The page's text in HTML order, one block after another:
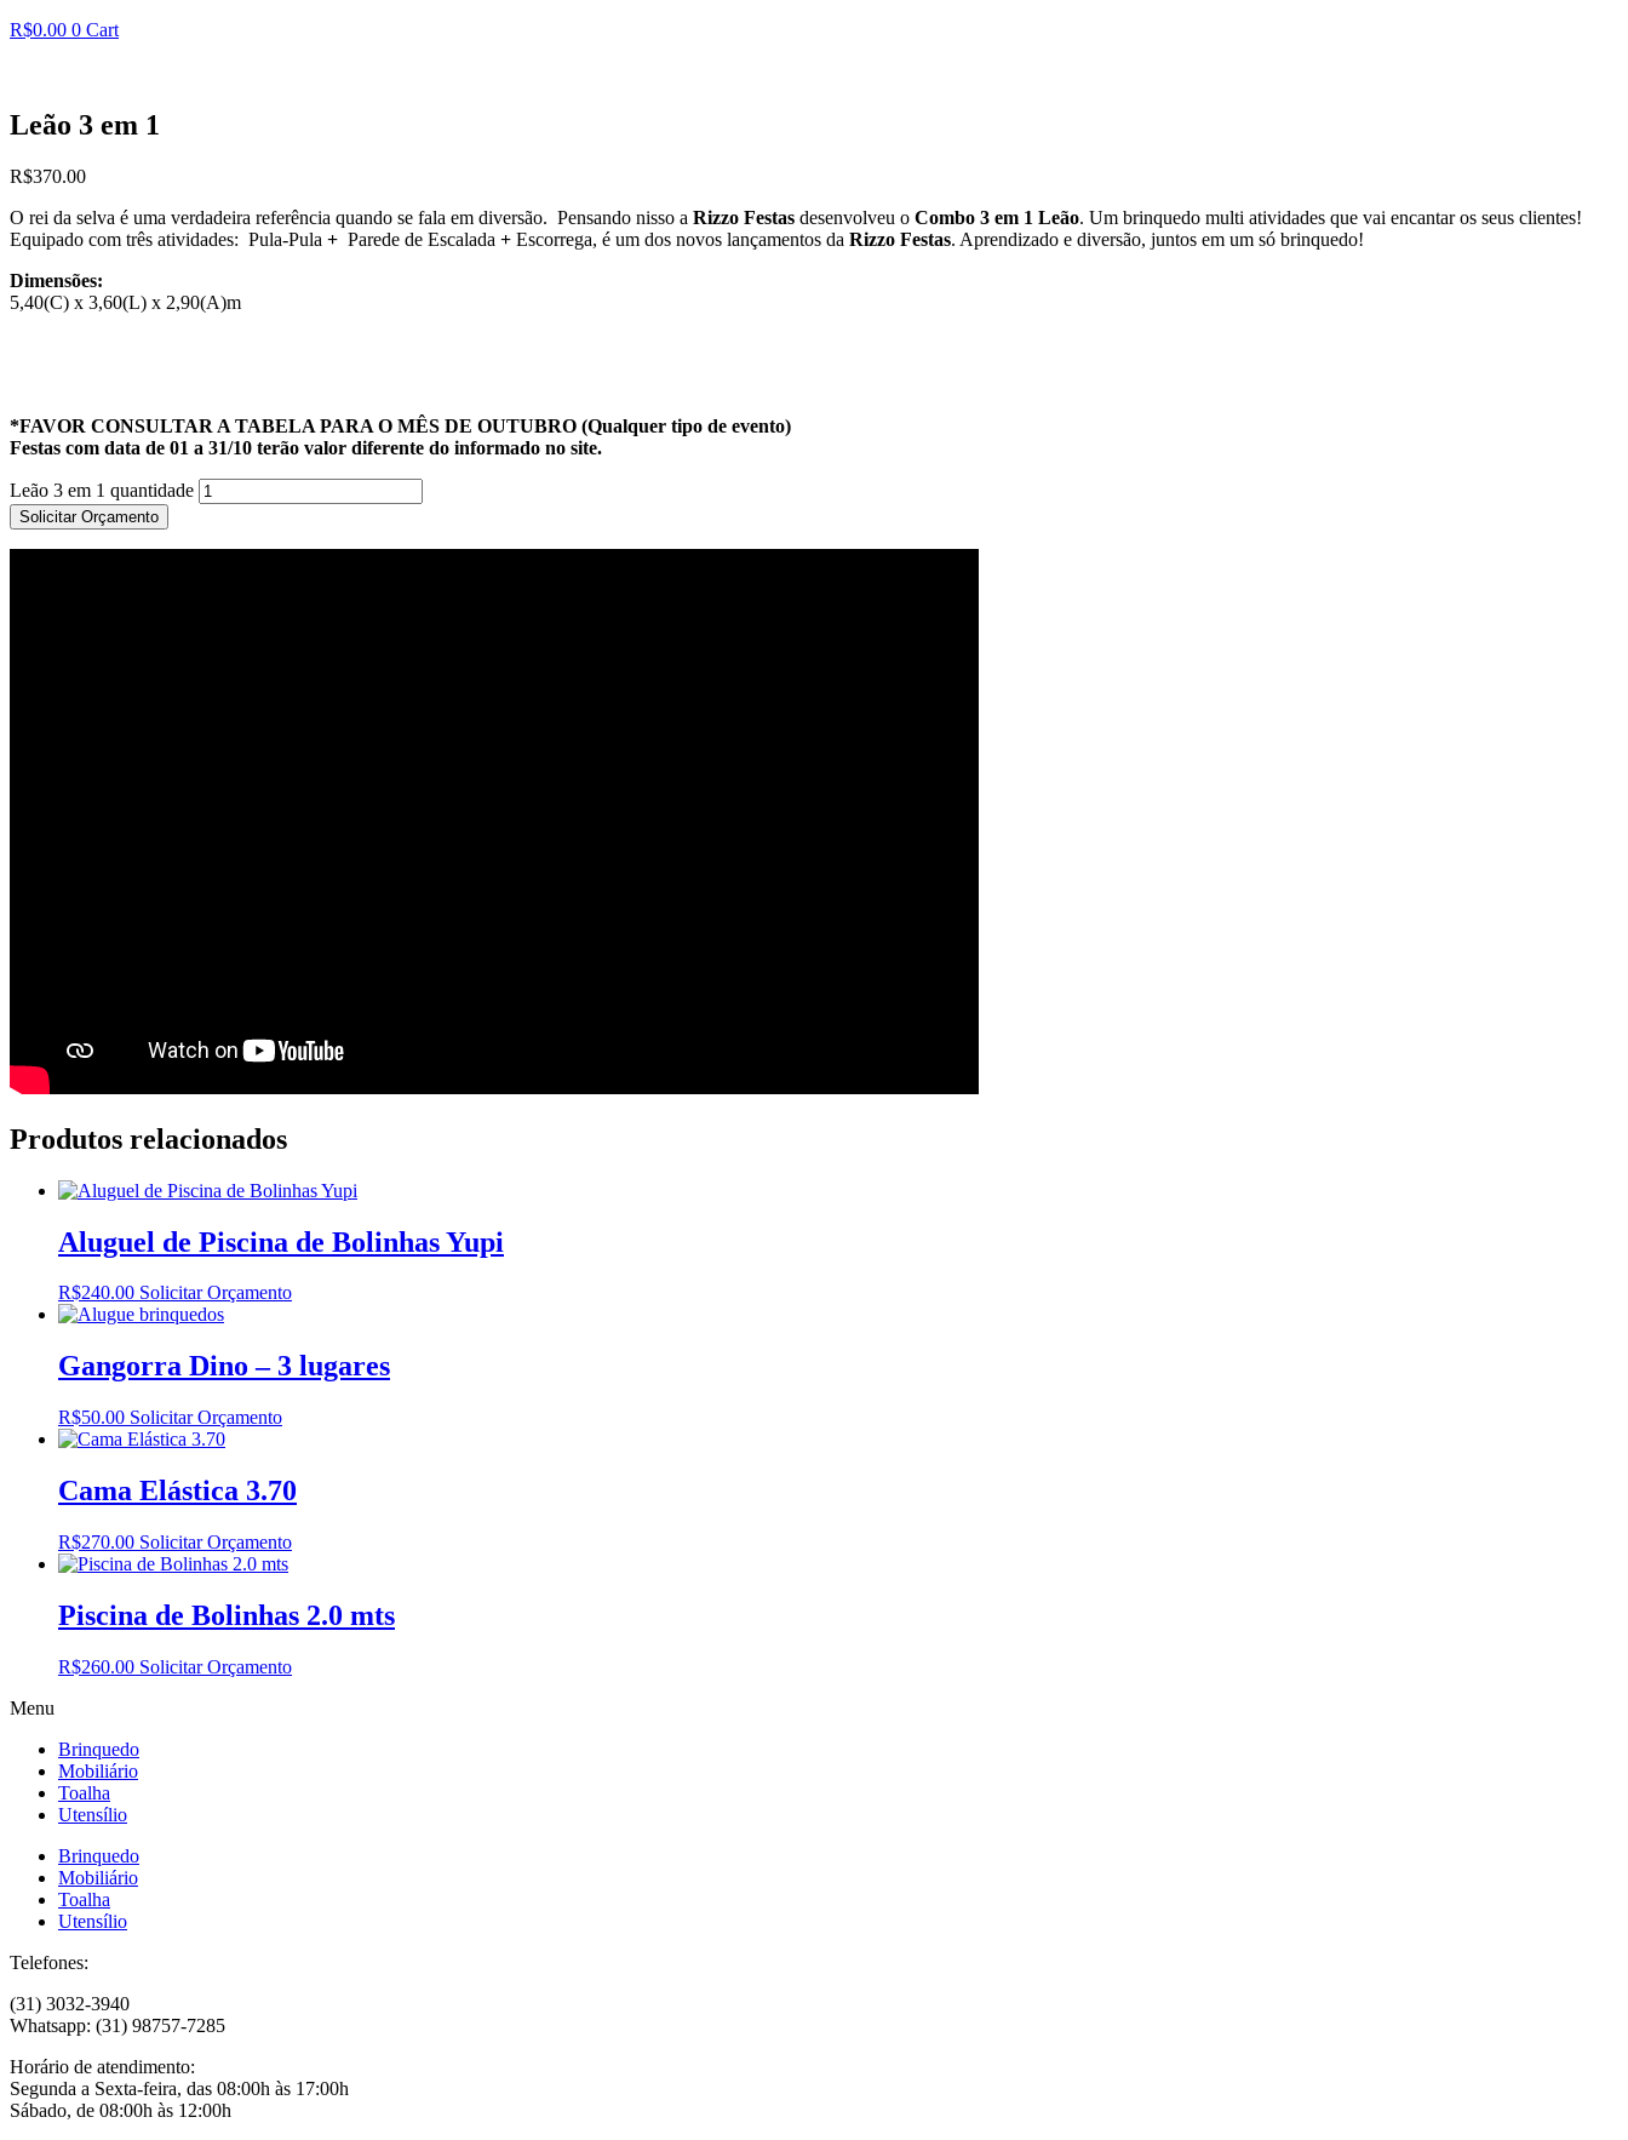
R$0.00 0 Cart
Leão 3 em 1
R$370.00
O rei da selva é uma verdadeira referência quando se fala em diversão. Pensando nisso a Rizzo Festas desenvolveu o Combo 3 em 1 Leão. Um brinquedo multi atividades que vai encantar os seus clientes!
Equipado com três atividades: Pula-Pula + Parede de Escalada + Escorrega, é um dos novos lançamentos da Rizzo Festas. Aprendizado e diversão, juntos em um só brinquedo!
Dimensões:
5,40(C) x 3,60(L) x 2,90(A)m
*FAVOR CONSULTAR A TABELA PARA O MÊS DE OUTUBRO (Qualquer tipo de evento)
Festas com data de 01 a 31/10 terão valor diferente do informado no site.
Leão 3 em 1 quantidade
Solicitar Orçamento
Produtos relacionados
Aluguel de Piscina de Bolinhas Yupi
R$240.00 Solicitar Orçamento
Gangorra Dino – 3 lugares
R$50.00 Solicitar Orçamento
Cama Elástica 3.70
R$270.00 Solicitar Orçamento
Piscina de Bolinhas 2.0 mts
R$260.00 Solicitar Orçamento
Menu
Brinquedo
Mobiliário
Toalha
Utensílio
Brinquedo
Mobiliário
Toalha
Utensílio
Telefones:
(31) 3032-3940
Whatsapp: (31) 98757-7285
Horário de atendimento:
Segunda a Sexta-feira, das 08:00h às 17:00h
Sábado, de 08:00h às 12:00h